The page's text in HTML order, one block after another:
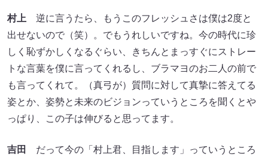
村上 逆に言うたら、もうこのフレッシュさは僕は2度と
出せないので（笑）。でもうれしいですね。今の時代に珍
しく恥ずかしくなるぐらい、きちんとまっすぐにストレー
トな言葉を僕に言ってくれるし、ブラマヨのお二人の前で
も言ってくれて。（真弓が）質問に対して真摯に答えてる
姿とか、姿勢と未来のビジョンっていうところを聞くとや
っぱり、この子は伸びると思ってます。
吉田
だって今の「村上君、目指します」っていうところ